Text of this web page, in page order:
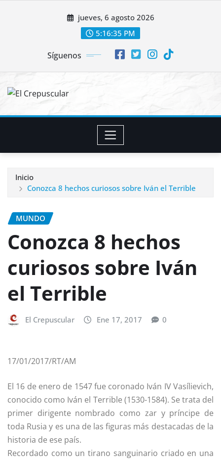
jueves, 6 agosto 2026
5:16:36 PM
Síguenos
Inicio
Conozca 8 hechos curiosos sobre Iván el Terrible
MUNDO
Conozca 8 hechos
curiosos sobre Iván
el Terrible
El Crepuscular Ene 17, 2017 0
17/01/2017/RT/AM
El 16 de enero de 1547 fue coronado Iván IV Vasílievich,
conocido como Iván el Terrible (1530-1584). Se trata del
primer dirigente nombrado como zar y príncipe de
toda Rusia y es una de las figuras más destacadas de la
historia de ese país.
Recordado como un tirano sanguinario criado en una